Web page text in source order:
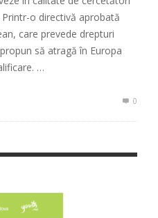
o directivă aprobată
care prevede drepturi
să atragă în Europa
…
0